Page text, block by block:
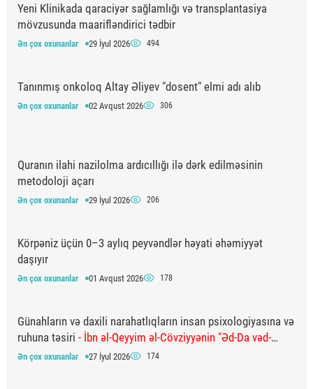
Yeni Klinikada qaraciyər sağlamlığı və transplantasiya
mövzusunda maarifləndirici tədbir
Ən çox oxunanlar 29 İyul 2026 494
Tanınmış onkoloq Altay Əliyev "dosent" elmi adı alıb
Ən çox oxunanlar 02 Avqust 2026 306
Quranın ilahi nazilolma ardıcıllığı ilə dərk edilməsinin
metodoloji açarı
Ən çox oxunanlar 29 İyul 2026 206
Körpəniz üçün 0–3 aylıq peyvəndlər həyati əhəmiyyət
daşıyır
Ən çox oxunanlar 01 Avqust 2026 178
Günahların və daxili narahatlıqların insan psixologiyasına və
ruhuna təsiri - İbn əl-Qeyyim əl-Cövziyyənin "Əd-Da vəd-
Dəva" əsərindən
Ən çox oxunanlar 27 İyul 2026 174